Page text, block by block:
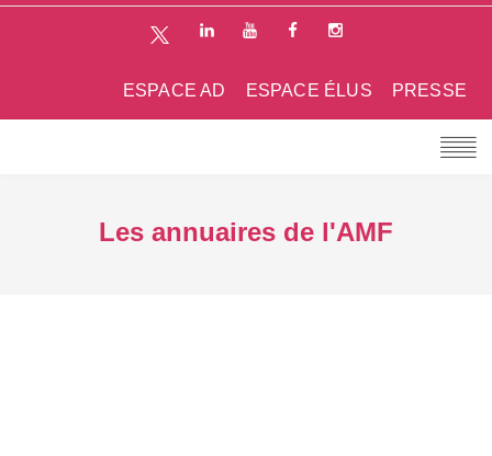
PRESSE
ESPACE ÉLUS
ESPACE AD
Les annuaires de l'AMF